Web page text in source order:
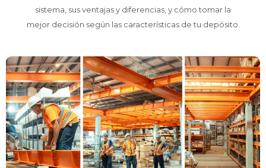
sistema, sus ventajas y diferencias, y cómo tomar la
mejor decisión según las características de tu depósito.